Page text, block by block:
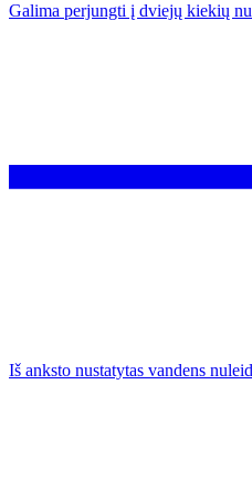
Galima perjungti į dviejų kiekių
Iš anksto nustatytas vandens